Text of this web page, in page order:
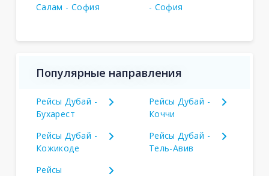
Салам - София
- София
Популярные направления
Рейсы Дубай -
Бухарест
Рейсы Дубай -
Коччи
Рейсы Дубай -
Кожикоде
Рейсы Дубай -
Тель-Авив
Рейсы